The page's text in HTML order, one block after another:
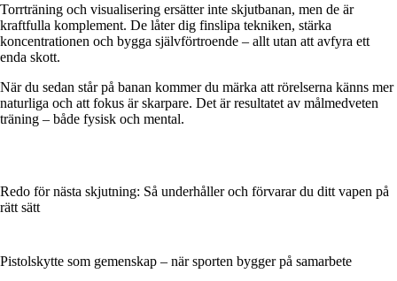
Torrträning och visualisering ersätter inte skjutbanan, men de är
kraftfulla komplement. De låter dig finslipa tekniken, stärka
koncentrationen och bygga självförtroende – allt utan att avfyra ett
enda skott.
När du sedan står på banan kommer du märka att rörelserna känns mer
naturliga och att fokus är skarpare. Det är resultatet av målmedveten
träning – både fysisk och mental.
Redo för nästa skjutning: Så underhåller och förvarar du ditt vapen på
rätt sätt
Pistolskytte som gemenskap – när sporten bygger på samarbete